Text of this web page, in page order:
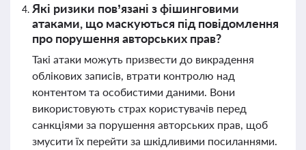
Які ризики пов’язані з фішинговими
атаками, що маскуються під повідомлення
про порушення авторських прав?
Такі атаки можуть призвести до викрадення
облікових записів, втрати контролю над
контентом та особистими даними. Вони
використовують страх користувачів перед
санкціями за порушення авторських прав, щоб
змусити їх перейти за шкідливими посиланнями.